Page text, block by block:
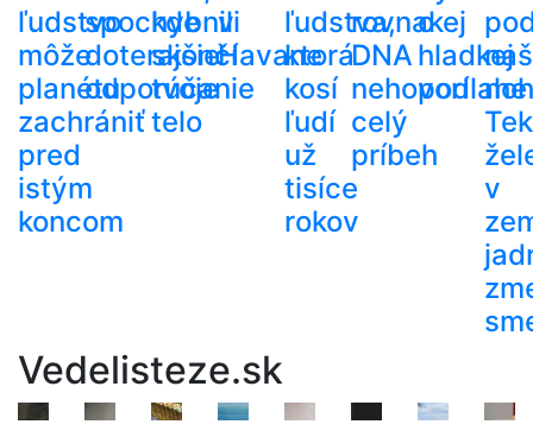
ľudstvo
môže
planétu
zachrániť
pred
istým
koncom
spochybnili
doterajšie
odporúčanie
kde
skončí
tvoje
telo
v
Havane
ľudstva,
ktorá
kosí
ľudí
už
tisíce
rokov
rovnakej
DNA
nehovorí
celý
príbeh
o
hladkej
podlahe
v
Vedelisteze.sk